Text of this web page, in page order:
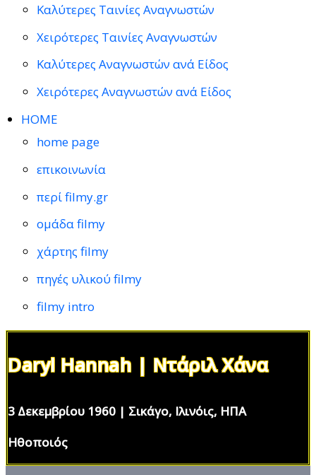
Καλύτερες Ταινίες Αναγνωστών
Χειρότερες Ταινίες Αναγνωστών
Καλύτερες Αναγνωστών ανά Είδος
Χειρότερες Αναγνωστών ανά Είδος
HOME
home page
επικοινωνία
περί filmy.gr
ομάδα filmy
χάρτης filmy
πηγές υλικού filmy
filmy intro
Daryl Hannah | Ντάριλ Χάνα
3 Δεκεμβρίου 1960 | Σικάγο, Ιλινόις, ΗΠΑ
Ηθοποιός